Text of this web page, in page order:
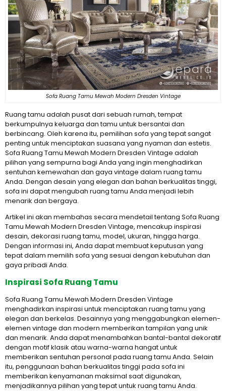
Sofa Ruang Tamu Mewah Modern Dresden Vintage
Ruang tamu adalah pusat dari sebuah rumah, tempat
berkumpulnya keluarga dan tamu untuk bersantai dan
berbincang. Oleh karena itu, pemilihan sofa yang tepat sangat
penting untuk menciptakan suasana yang nyaman dan estetis.
Sofa Ruang Tamu Mewah Modern Dresden Vintage adalah
pilihan yang sempurna bagi Anda yang ingin menghadirkan
sentuhan kemewahan dan gaya vintage dalam ruang tamu
Anda. Dengan desain yang elegan dan bahan berkualitas tinggi,
sofa ini dapat mengubah ruang tamu Anda menjadi lebih
menarik dan bergaya.
Artikel ini akan membahas secara mendetail tentang Sofa Ruang
Tamu Mewah Modern Dresden Vintage, mencakup inspirasi
desain, dekorasi ruang tamu, model, ukuran, hingga harga.
Dengan informasi ini, Anda dapat membuat keputusan yang
tepat dalam memilih sofa yang sesuai dengan kebutuhan dan
gaya pribadi Anda.
Inspirasi Sofa Ruang Tamu
Sofa Ruang Tamu Mewah Modern Dresden Vintage
menghadirkan inspirasi untuk menciptakan ruang tamu yang
elegan dan berkelas. Desainnya yang menggabungkan elemen-
elemen vintage dan modern memberikan tampilan yang unik
dan menarik. Anda dapat menambahkan bantal-bantal dekoratif
dengan motif klasik atau warna-warna hangat untuk
memberikan sentuhan personal pada ruang tamu Anda. Selain
itu, penggunaan bahan berkualitas tinggi pada sofa ini
memberikan kenyamanan maksimal saat digunakan,
menjadikannya pilihan yang tepat untuk ruang tamu Anda.